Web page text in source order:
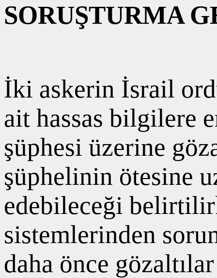
SORUŞTURMA
İki askerin İsrail
ait hassas bilgilere
şüphesi üzerine
şüphelinin ötesine
edebileceği
sistemlerinden
daha önce gözaltılar